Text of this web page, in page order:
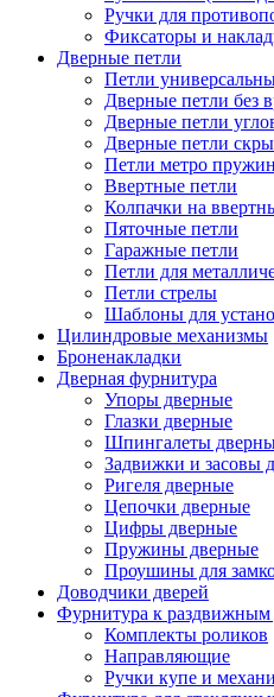
Ручки для
Фиксаторы и
Дверные петли
Петли
Дверные петли без
Дверные петли
Дверные петли
Петли метро
Ввертные петли
Колпачки на
Пяточные петли
Гаражные петли
Петли для
Петли стрелы
Шаблоны для
Цилиндровые механизмы
Броненакладки
Дверная фурнитура
Упоры дверные
Глазки дверные
Шпингалеты
Задвижки и засовы
Ригеля дверные
Цепочки дверные
Цифры дверные
Пружины дверные
Проушины для
Доводчики дверей
Фурнитура к раздвижным
Комплекты роликов
Направляющие
Ручки купе и